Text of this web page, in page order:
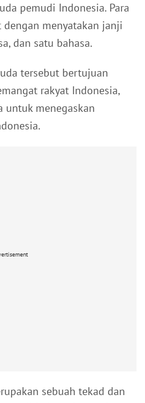
pemudi Indonesia. Para
menyatakan janji
dan satu bahasa.
tersebut bertujuan
rakyat Indonesia,
untuk menegaskan
sebuah tekad dan